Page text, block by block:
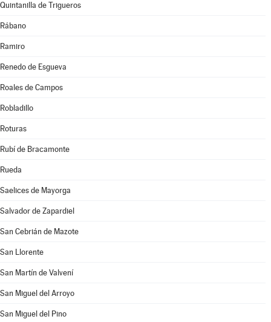
Quintanilla de Trigueros
Rábano
Ramiro
Renedo de Esgueva
Roales de Campos
Robladillo
Roturas
Rubí de Bracamonte
Rueda
Saelices de Mayorga
Salvador de Zapardiel
San Cebrián de Mazote
San Llorente
San Martín de Valvení
San Miguel del Arroyo
San Miguel del Pino